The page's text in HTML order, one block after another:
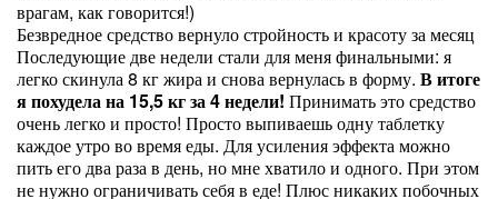
врагам, как говорится!)
Безвредное средство вернуло стройность и красоту за месяц
Последующие две недели стали для меня финальными: я
легко скинула 8 кг жира и снова вернулась в форму. В итоге
я похудела на 15,5 кг за 4 недели! Принимать это средство
очень легко и просто! Просто выпиваешь одну таблетку
каждое утро во время еды. Для усиления эффекта можно
пить его два раза в день, но мне хватило и одного. При этом
не нужно ограничивать себя в еде! Плюс никаких побочных